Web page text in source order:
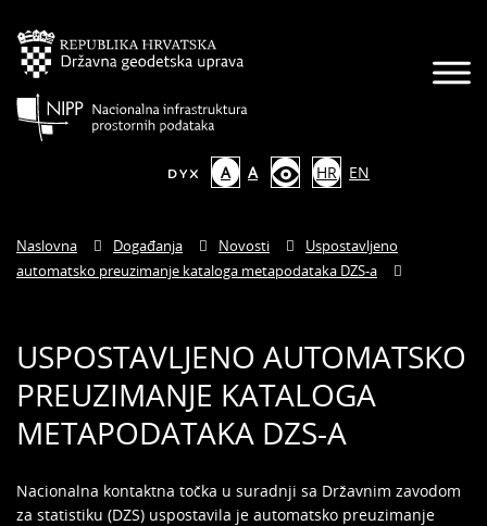
A A HR EN
Naslovna Događanja Novosti
Uspostavljeno
automatsko preuzimanje kataloga metapodataka DZS-a
USPOSTAVLJENO AUTOMATSKO
PREUZIMANJE KATALOGA
METAPODATAKA DZS-A
Nacionalna kontaktna točka u suradnji sa Državnim zavodom
za statistiku (DZS) uspostavila je automatsko preuzimanje